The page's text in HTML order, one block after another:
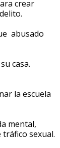
crear
abusado
casa.
la escuela
mental,
sexual.